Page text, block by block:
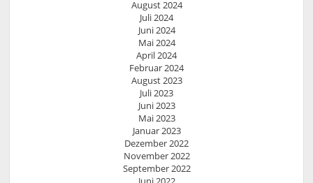
August 2024
Juli 2024
Juni 2024
Mai 2024
April 2024
Februar 2024
August 2023
Juli 2023
Juni 2023
Mai 2023
Januar 2023
Dezember 2022
November 2022
September 2022